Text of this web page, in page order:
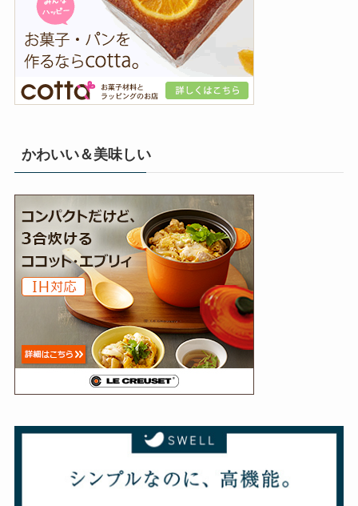
かわいい＆美味しい